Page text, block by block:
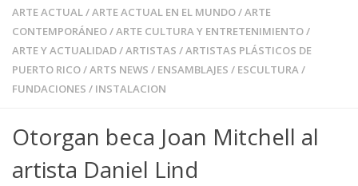
ARTE ACTUAL/ARTE ACTUAL EN EL MUNDO/ARTE
CONTEMPORÁNEO/ARTE CULTURA Y ENTRETENIMIENTO/
ARTE Y ACTUALIDAD/ARTISTAS /ARTISTAS PLÁSTICOS DE
PUERTO RICO/ARTS NEWS / ENSAMBLAJES / ESCULTURA/
FUNDACIONES / INSTALACION
Otorgan beca Joan Mitchell al
artista Daniel Lind